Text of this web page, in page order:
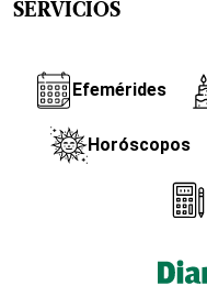
SERVICIOS
Efemérides
Horóscopos